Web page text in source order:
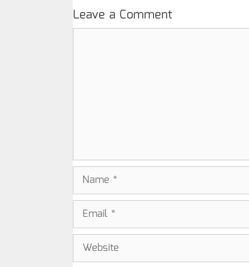
Leave a Comment
Name
Email
Website